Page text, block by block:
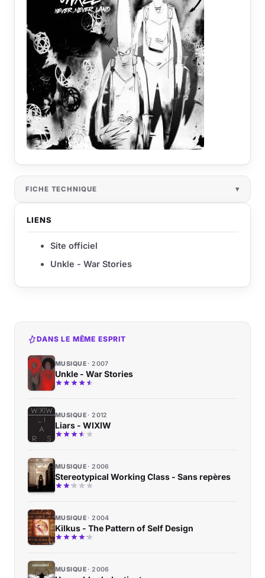
FICHE TECHNIQUE
LIENS
Site officiel
Unkle - War Stories
DANS LE MÊME ESPRIT
MUSIQUE 2007
Unkle - War Stories
MUSIQUE 2012
Liars - WIXIW
MUSIQUE 2006
Stereotypical Working Class - Sans repères
MUSIQUE 2004
Kilkus - The Pattern of Self Design
MUSIQUE 2006